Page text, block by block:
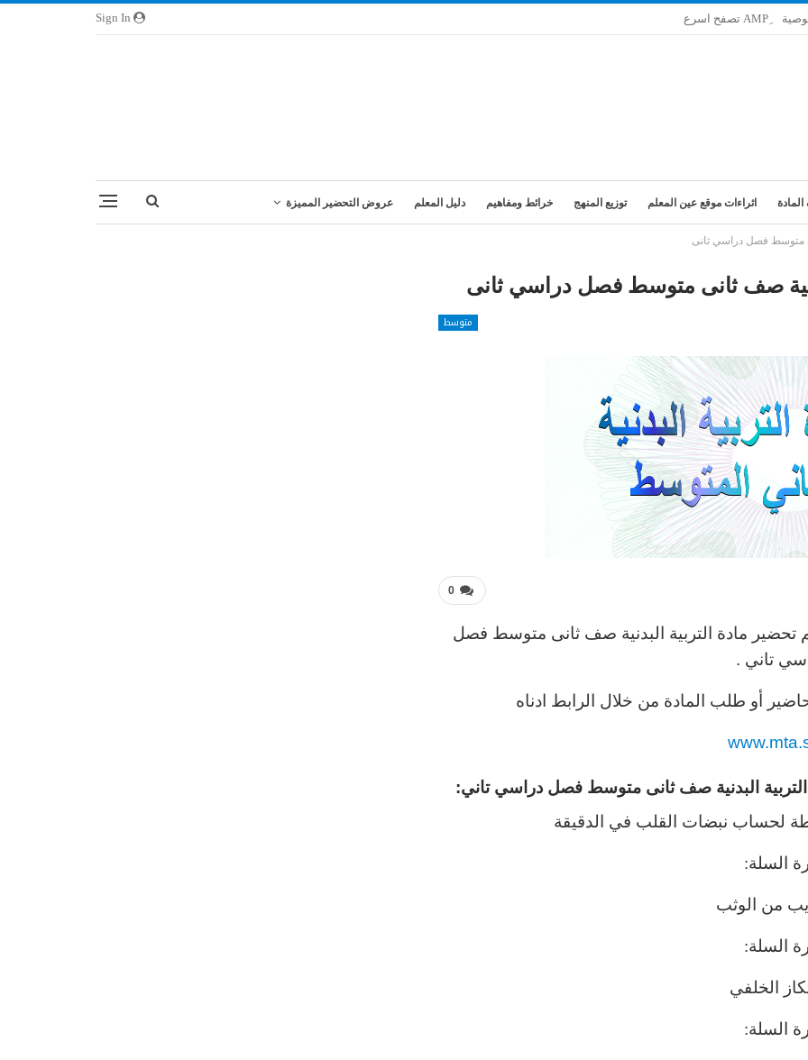
المادة اثراءات موقع عين المعلم توزيع المنهج خرائط ومفاهيم دليل المعلم عروض التحضير المميزة
متوسط فصل دراسي ثانى
صف ثانى متوسط فصل دراسي ثانى
متوسط
0
تحضير مادة التربية البدنية صف ثانى متوسط فصل
تاني .
أو طلب المادة من خلال الرابط ادناه
البدنية صف ثانى متوسط فصل دراسي تاني:
لحساب نبضات القلب في الدقيقة
السلة:
من الوثب
السلة:
الخلفي
السلة: